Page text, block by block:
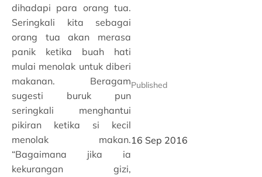
dihadapi para orang tua.
Seringkali kita sebagai
orang tua akan merasa
panik ketika buah hati
mulai menolak untuk diberi
makanan. Beragam
sugesti buruk pun
seringkali menghantui
pikiran ketika si kecil
menolak makan.
“Bagaimana jika ia
kekurangan gizi,
Published
16 Sep 2016